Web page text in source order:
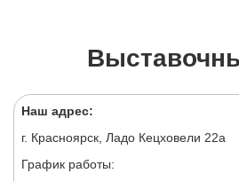
Наш адрес:
г. Красноярск, Ладо Кецховели 22а
График работы: